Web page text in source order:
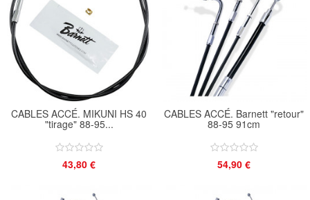
CABLES ACCÉ. MIKUNI HS 40
"tirage" 88-95...
43,80 €
CABLES ACCÉ. Barnett "retour"
88-95 91cm
54,90 €